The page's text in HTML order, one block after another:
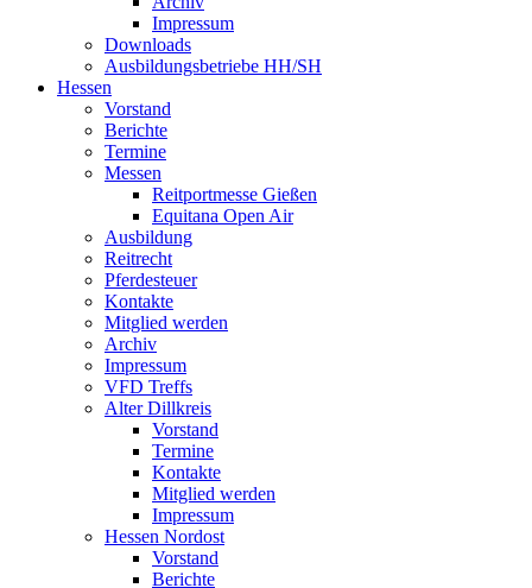
Impressum
Downloads
Ausbildungsbetriebe HH/SH
Hessen
Vorstand
Berichte
Termine
Messen
Reitportmesse Gießen
Equitana Open Air
Ausbildung
Reitrecht
Pferdesteuer
Kontakte
Mitglied werden
Archiv
Impressum
VFD Treffs
Alter Dillkreis
Vorstand
Termine
Kontakte
Mitglied werden
Impressum
Hessen Nordost
Vorstand
Berichte